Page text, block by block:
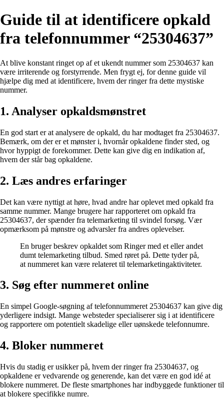
Guide til at identificere opkald
fra telefonnummer “25304637”
At blive konstant ringet op af et ukendt nummer som 25304637 kan
være irriterende og forstyrrende. Men frygt ej, for denne guide vil
hjælpe dig med at identificere, hvem der ringer fra dette mystiske
nummer.
1. Analyser opkaldsmønstret
En god start er at analysere de opkald, du har modtaget fra 25304637.
Bemærk, om der er et mønster i, hvornår opkaldene finder sted, og
hvor hyppigt de forekommer. Dette kan give dig en indikation af,
hvem der står bag opkaldene.
2. Læs andres erfaringer
Det kan være nyttigt at høre, hvad andre har oplevet med opkald fra
samme nummer. Mange brugere har rapporteret om opkald fra
25304637, der spænder fra telemarketing til svindel forsøg. Vær
opmærksom på mønstre og advarsler fra andres oplevelser.
En bruger beskrev opkaldet som Ringer med et eller andet
dumt telemarketing tilbud. Smed røret på. Dette tyder på,
at nummeret kan være relateret til telemarketingaktiviteter.
3. Søg efter nummeret online
En simpel Google-søgning af telefonnummeret 25304637 kan give dig
yderligere indsigt. Mange websteder specialiserer sig i at identificere
og rapportere om potentielt skadelige eller uønskede telefonnumre.
4. Bloker nummeret
Hvis du stadig er usikker på, hvem der ringer fra 25304637, og
opkaldene er vedvarende og generende, kan det være en god idé at
blokere nummeret. De fleste smartphones har indbyggede funktioner til
at blokere specifikke numre.